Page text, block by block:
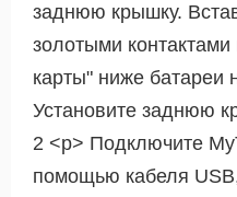
заднюю крышку.
золотыми
карты" ниже батареи
Установите заднюю
2 <р> Подключите
помощью кабеля